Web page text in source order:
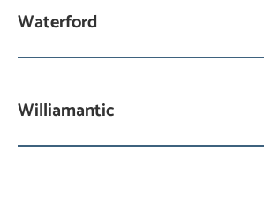
Waterford
Williamantic